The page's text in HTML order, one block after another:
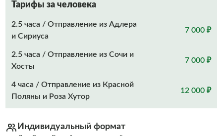
Тарифы за человека
2.5 часа / Отправление из Адлера
и Сириуса
7 000 ₽
2.5 часа / Отправление из Сочи и
Хосты
7 000 ₽
4 часа / Отправление из Красной
Поляны и Роза Хутор
12 000 ₽
Индивидуальный формат